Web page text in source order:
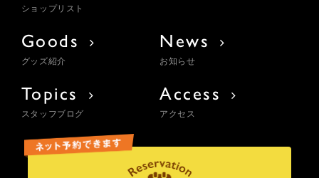
ショップリスト
Goods
グッズ紹介
News
お知らせ
Topics
スタッフブログ
Access
アクセス